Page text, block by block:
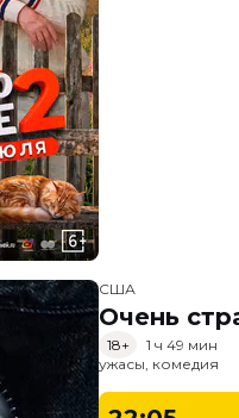
США
Очень
18+
1 ч 49 мин
ужасы, комедия